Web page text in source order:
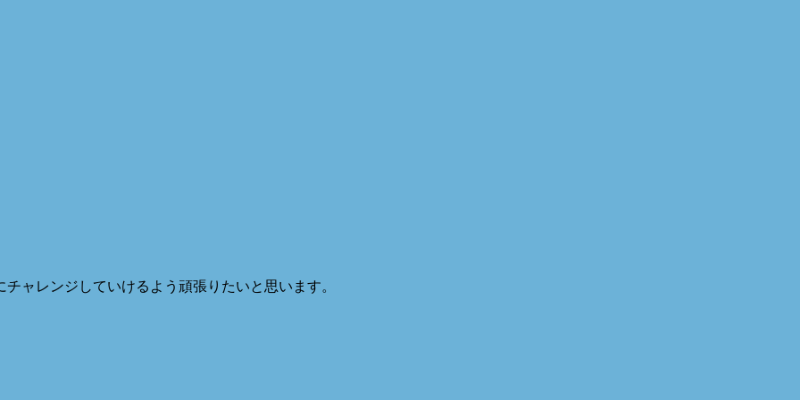
ャレンジしていけるよう頑張りたいと思います。